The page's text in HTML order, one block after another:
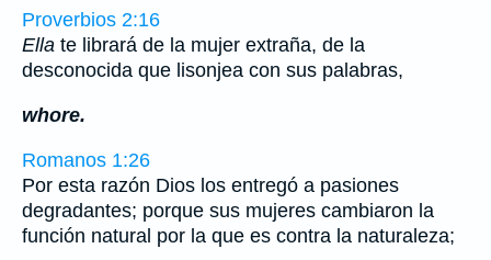
Proverbios 2:16
Ella te librará de la mujer extraña, de la
desconocida que lisonjea con sus palabras,
whore.
Romanos 1:26
Por esta razón Dios los entregó a pasiones
degradantes; porque sus mujeres cambiaron la
función natural por la que es contra la naturaleza;